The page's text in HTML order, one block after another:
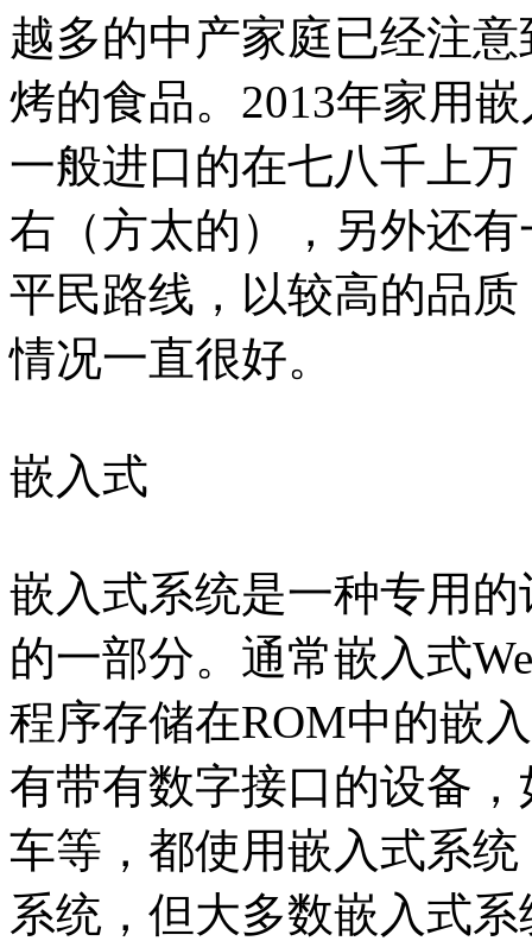
越多的中产家庭已经注
烤的食品。2013年家用
一般进口的在七八千上
右（方太的），另外还
平民路线，以较高的品
情况一直很好。
嵌入式
嵌入式系统是一种专用
的一部分。通常嵌入式
程序存储在ROM中的嵌
有带有数字接口的设备
车等，都使用嵌入式系
系统，但大多数嵌入式